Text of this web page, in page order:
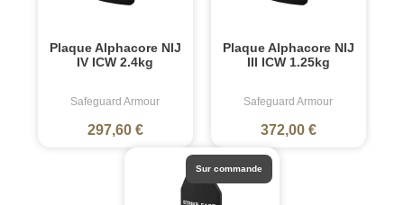
Plaque Alphacore NIJ
IV ICW 2.4kg
Safeguard Armour
297,60 €
Plaque Alphacore NIJ
III ICW 1.25kg
Safeguard Armour
372,00 €
Sur commande